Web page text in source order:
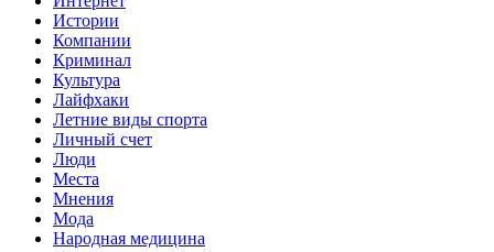
Истории
Компании
Криминал
Культура
Лайфхаки
Летние виды спорта
Личный счет
Люди
Места
Мнения
Мода
Народная медицина